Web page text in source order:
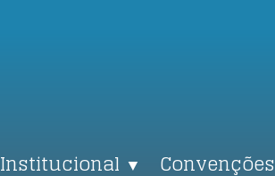
Institucional ▼